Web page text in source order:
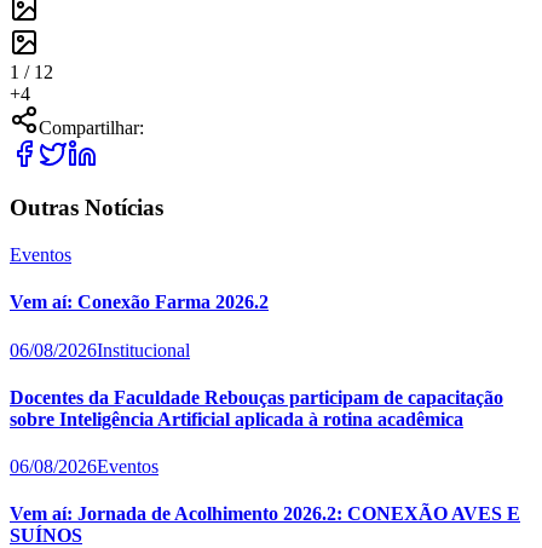
1 / 12
+4
Compartilhar:
Outras Notícias
Eventos
Vem aí: Conexão Farma 2026.2
06/08/2026Institucional
Docentes da Faculdade Rebouças participam de capacitação
sobre Inteligência Artificial aplicada à rotina acadêmica
06/08/2026Eventos
Vem aí: Jornada de Acolhimento 2026.2: CONEXÃO AVES E
SUÍNOS